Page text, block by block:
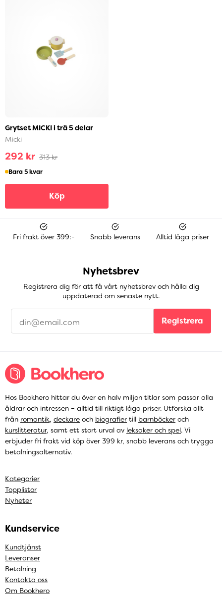
Grytset MICKI i trä 5 delar
Micki
292 kr 313 kr
Bara 5 kvar
Köp
Fri frakt över 399:- Snabb leverans Alltid låga priser
Nyhetsbrev
Registrera dig för att få vårt nyhetsbrev och hålla dig
uppdaterad om senaste nytt.
Registrera
Hos Bookhero hittar du över en halv miljon titlar som passar alla
åldrar och intressen – alltid till riktigt låga priser. Utforska allt
från romantik, deckare och biografier till barnböcker och
kurslitteratur, samt ett stort urval av leksaker och spel. Vi
erbjuder fri frakt vid köp över 399 kr, snabb leverans och trygga
betalningsalternativ.
Kategorier
Topplistor
Nyheter
Kundservice
Kundtjänst
Leveranser
Betalning
Kontakta oss
Om Bookhero